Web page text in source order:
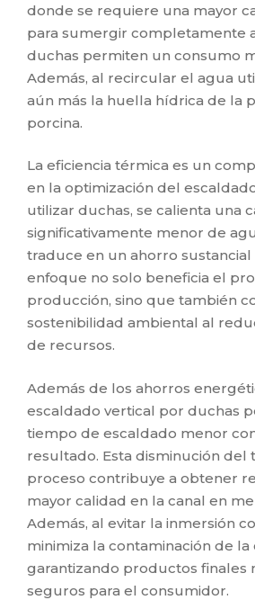
donde se requiere una mayor
para sumergir completamente
duchas permiten un consumo
Además, al recircular el agua
aún más la huella hídrica de la
porcina.
La eficiencia térmica es un
en la optimización del
utilizar duchas, se calienta una
significativamente menor de
traduce en un ahorro sustancial
enfoque no solo beneficia el
producción, sino que también
sostenibilidad ambiental al
de recursos.
Además de los ahorros
escaldado vertical por duchas
tiempo de escaldado menor
resultado. Esta disminución del
proceso contribuye a obtener
mayor calidad en la canal en
Además, al evitar la inmersión
minimiza la contaminación de la
garantizando productos finales
seguros para el consumidor.